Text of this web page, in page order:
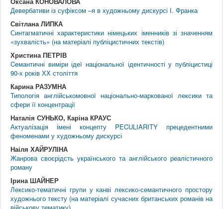
Девербативи із суфіксом –я в художньому дискурсі І. Франка
Світлана ЛИПКА
Синтагматичні характеристики німецьких іменників зі значенням
«зухвалість» (на матеріалі публіцистичних текстів)
Христина ПЕТРІВ
Cемантичні виміри ідеї національної ідентичності у публіцистиці
90-х років ХХ століття
Карина РАЗУМНА
Типологія англійськомовної національно-маркованої лексики та
сфери її концентрації
Наталія СУНЬКО, Каріна КРАУС
Актуалізація імені концепту PECULIARITY прецедентними
феноменами у художньому дискурсі
Наіля ХАЙРУЛІНА
Жанрова своєрідсть українського та англійського реалістичного
роману
Ірина ШАЙНЕР
Лексико-тематичні групи у канві лексико-семантичного простору
художнього тексту (на матеріалі сучасних британських романів на